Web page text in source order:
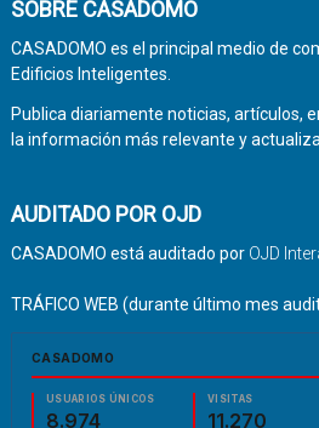
SOBRE CASADOMO
CASADOMO es el principal medio de
Edificios Inteligentes.
Publica diariamente noticias, artículos,
la información más relevante y
AUDITADO POR OJD
CASADOMO está auditado por OJD
TRÁFICO WEB (durante último mes